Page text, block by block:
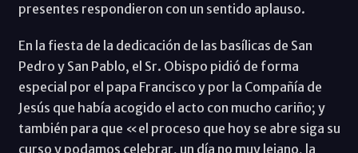
presentes respondieron con un sentido aplauso.
En la fiesta de la dedicación de las basílicas de San
Pedro y San Pablo, el Sr. Obispo pidió de forma
especial por el papa Francisco y por la Compañía de
Jesús que había acogido el acto con mucho cariño; y
también para que «el proceso que hoy se abre siga su
curso y podamos celebrar, un día no muy lejano, la